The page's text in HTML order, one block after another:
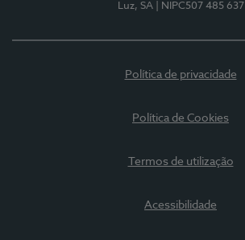
Luz, SA
| NIPC507 485 637
Política de privacidade
Política de Cookies
Termos de utilização
Acessibilidade